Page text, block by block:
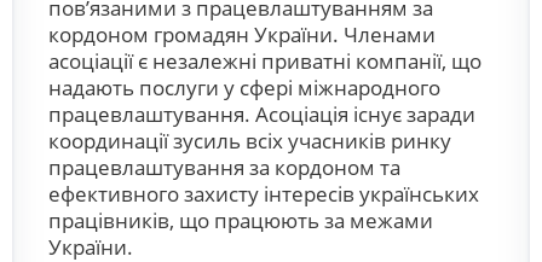
пов’язаними з працевлаштуванням за
кордоном громадян України. Членами
асоціації є незалежні приватні компанії, що
надають послуги у сфері міжнародного
працевлаштування. Асоціація існує заради
координації зусиль всіх учасників ринку
працевлаштування за кордоном та
ефективного захисту інтересів українських
працівників, що працюють за межами
України.